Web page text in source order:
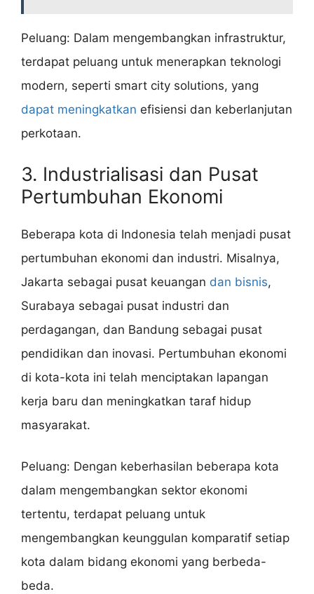
Peluang: Dalam mengembangkan infrastruktur,
terdapat peluang untuk menerapkan teknologi
modern, seperti smart city solutions, yang
dapat meningkatkan efisiensi dan keberlanjutan
perkotaan.
3. Industrialisasi dan Pusat
Pertumbuhan Ekonomi
Beberapa kota di Indonesia telah menjadi pusat
pertumbuhan ekonomi dan industri. Misalnya,
Jakarta sebagai pusat keuangan dan bisnis,
Surabaya sebagai pusat industri dan
perdagangan, dan Bandung sebagai pusat
pendidikan dan inovasi. Pertumbuhan ekonomi
di kota-kota ini telah menciptakan lapangan
kerja baru dan meningkatkan taraf hidup
masyarakat.
Peluang: Dengan keberhasilan beberapa kota
dalam mengembangkan sektor ekonomi
tertentu, terdapat peluang untuk
mengembangkan keunggulan komparatif setiap
kota dalam bidang ekonomi yang berbeda-
beda.